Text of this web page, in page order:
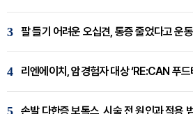
3
4 리엔에이치, 암경험자 대상 ‘RE:CAN 푸드
5